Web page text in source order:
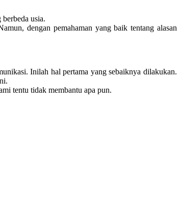
usia.
dengan pemahaman yang baik tentang alasan
Inilah hal pertama yang sebaiknya dilakukan.
tentu tidak membantu apa pun.